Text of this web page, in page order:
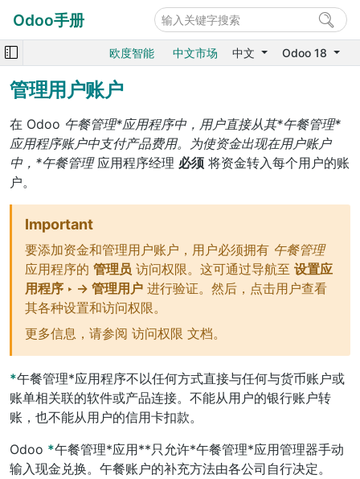
Odoo手册
欧度智能 中文市场 中文 Odoo 18
管理用户账户
在 Odoo 午餐管理*应用程序中，用户直接从其*午餐管理*
应用程序账户中支付产品费用。为使资金出现在用户账户
中，*午餐管理应用程序经理 必须 将资金转入每个用户的账
户。
Important
要添加资金和管理用户账户，用户必须拥有 午餐管理
应用程序的 管理员 访问权限。这可通过导航至 设置应
用程序 ‣ → 管理用户 进行验证。然后，点击用户查看
其各种设置和访问权限。
更多信息，请参阅 访问权限 文档。
*午餐管理*应用程序不以任何方式直接与任何与货币账户或
账单相关联的软件或产品连接。不能从用户的银行账户转
账，也不能从用户的信用卡扣款。
Odoo *午餐管理*应用**只允许*午餐管理*应用管理器手动
输入现金兑换。午餐账户的补充方法由各公司自行决定。